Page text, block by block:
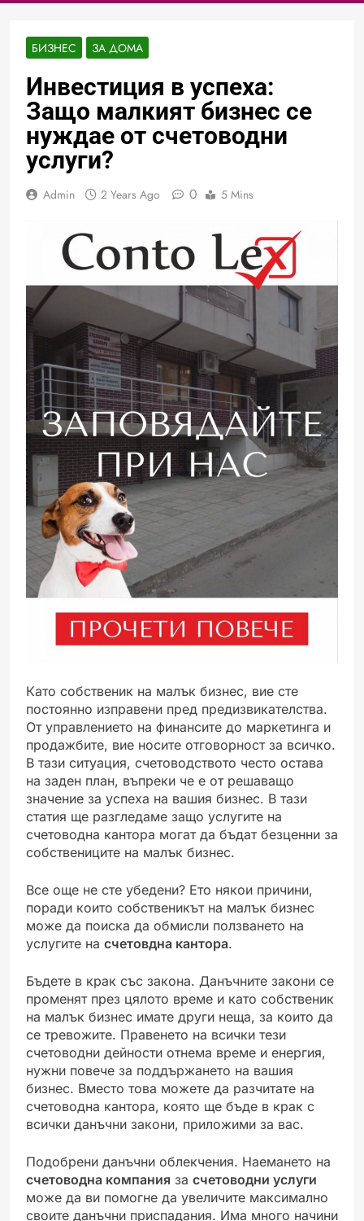
БИЗНЕС ЗА ДОМА
Инвестиция в успеха:
Защо малкият бизнес се
нуждае от счетоводни
услуги?
Admin 2 Years Ago 0 5 Mins
Като собственик на малък бизнес, вие сте
постоянно изправени пред предизвикателства.
От управлението на финансите до маркетинга и
продажбите, вие носите отговорност за всичко.
В тази ситуация, счетоводството често остава
на заден план, въпреки че е от решаващо
значение за успеха на вашия бизнес. В тази
статия ще разгледаме защо услугите на
счетоводна кантора могат да бъдат безценни за
собствениците на малък бизнес.
Все още не сте убедени? Ето някои причини,
поради които собственикът на малък бизнес
може да поиска да обмисли ползването на
услугите на счетовдна кантора.
Бъдете в крак със закона. Данъчните закони се
променят през цялото време и като собственик
на малък бизнес имате други неща, за които да
се тревожите. Правенето на всички тези
счетоводни дейности отнема време и енергия,
нужни повече за поддържането на вашия
бизнес. Вместо това можете да разчитате на
счетоводна кантора, която ще бъде в крак с
всички данъчни закони, приложими за вас.
Подобрени данъчни облекчения. Наемането на
счетоводна компания за счетоводни услуги
може да ви помогне да увеличите максимално
своите данъчни приспадания. Има много начини